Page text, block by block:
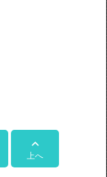

上へ